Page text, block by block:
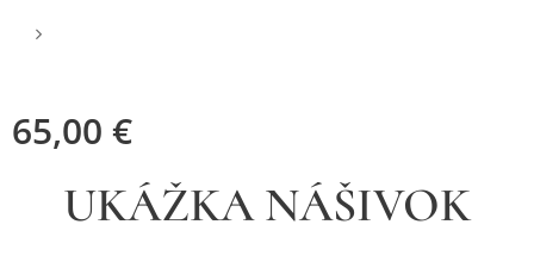
65,00 €
UKÁŽKA NÁŠIVOK